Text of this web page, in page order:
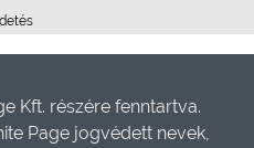
Kft. részére fenntartva.
Page jogvédett nevek,